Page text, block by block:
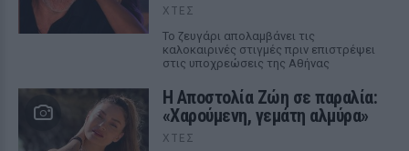
ΧΤΕΣ
Το ζευγάρι απολαμβάνει τις
καλοκαιρινές στιγμές πριν επιστρέψει
στις υποχρεώσεις της Αθήνας
Η Αποστολία Ζώη σε παραλία:
«Χαρούμενη, γεμάτη αλμύρα»
ΧΤΕΣ